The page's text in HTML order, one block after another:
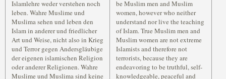
Islamlehre weder verstehen noch
leben. Wahre Muslime und
Muslima sehen und leben den
Islam in anderer und friedlicher
Art und Weise, nicht also in Krieg
und Terror gegen Andersgläubige
der eigenen islamischen Religion
oder anderer Religionen. Wahre
Muslime und Muslima sind keine
be Muslim men and Muslim
women, however who neither
understand nor live the teaching
of Islam. True Muslim men and
Muslim women are not extreme
Islamists and therefore not
terrorists, because they are
endeavoring to be truthful, self-
knowledgeable, peaceful and